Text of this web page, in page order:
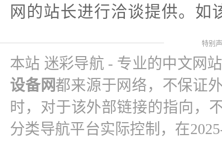
网的站长进行洽谈提供。如
特别
本站 迷彩导航 - 专业的中文网
设备网都来源于网络，不保证
时，对于该外部链接的指向，
分类导航平台实际控制，在